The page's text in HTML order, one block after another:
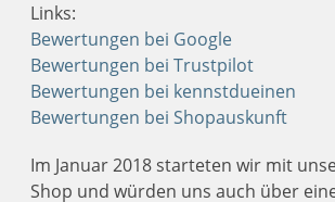
Links:
Bewertungen bei Google
Bewertungen bei Trustpilot
Bewertungen bei kennstdueinen
Bewertungen bei Shopauskunft
Im Januar 2018 starteten wir mit
Shop und würden uns auch über